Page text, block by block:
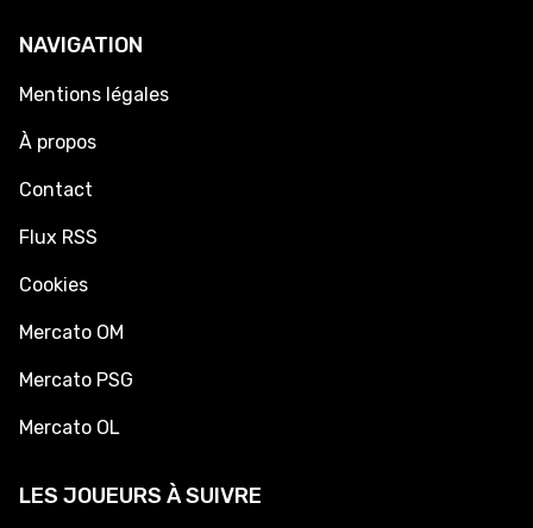
NAVIGATION
Mentions légales
À propos
Contact
Flux RSS
Cookies
Mercato OM
Mercato PSG
Mercato OL
LES JOUEURS À SUIVRE